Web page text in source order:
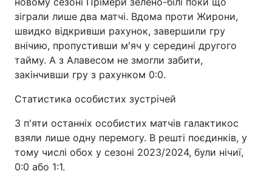
зіграли лише два матчі. Вдома проти Жирони,
швидко відкривши рахунок, завершили гру
внічию, пропустивши м'яч у середині другого
тайму. А з Алавесом не змогли забити,
закінчивши гру з рахунком 0:0.
Статистика особистих зустрічей
З п'яти останніх особистих матчів галактикос
взяли лише одну перемогу. В решті поєдинків, у
тому числі обох у сезоні 2023/2024, були нічиї,
0:0 або 1:1.